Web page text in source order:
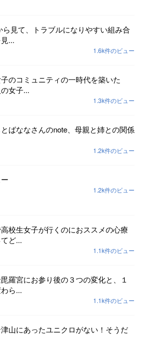
ら見て、トラブルになりやすい組み合
...
1.6k件のビュー
のコミュニティの一時代を築いた
の女子...
1.3k件のビュー
ばななさんのnote、母親と姉との関係
1.2k件のビュー
1.2k件のビュー
校生女子が行くのにおススメの心療
ど...
1.1k件のビュー
羅宮にお参り後の３つの変化と、１
ら...
1.1k件のビュー
山にあったユニクロがない！そうだ